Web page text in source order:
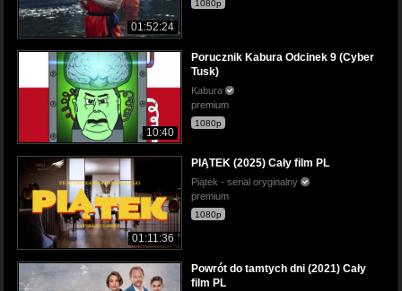
01:52:24
1080p
10:40
Porucznik Kabura Odcinek 9 (Cyber
Tusk)
Kabura
premium
1080p
01:11:36
PIĄTEK (2025) Cały film PL
Piątek - serial oryginalny
premium
1080p
Powrót do tamtych dni (2021) Cały
film PL